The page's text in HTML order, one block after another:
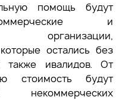
помощь будут
и
организации,
остались без
также ивалидов. От
стоимость будут
некоммерческих